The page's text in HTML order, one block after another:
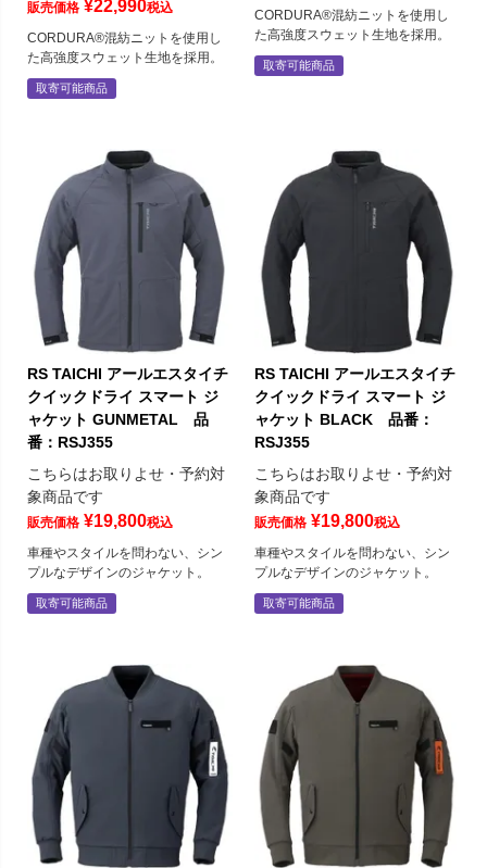
販売価格 ¥22,990税込
CORDURA®混紡ニットを使用し
た高強度スウェット生地を採用。
取寄可能商品
CORDURA®混紡ニットを使用し
た高強度スウェット生地を採用。
取寄可能商品
RS TAICHI アールエスタイチ
クイックドライ スマート ジ
ャケット GUNMETAL 品
番：RSJ355
こちらはお取りよせ・予約対
象商品です
販売価格 ¥19,800税込
車種やスタイルを問わない、シン
プルなデザインのジャケット。
取寄可能商品
RS TAICHI アールエスタイチ
クイックドライ スマート ジ
ャケット BLACK 品番：
RSJ355
こちらはお取りよせ・予約対
象商品です
販売価格 ¥19,800税込
車種やスタイルを問わない、シン
プルなデザインのジャケット。
取寄可能商品